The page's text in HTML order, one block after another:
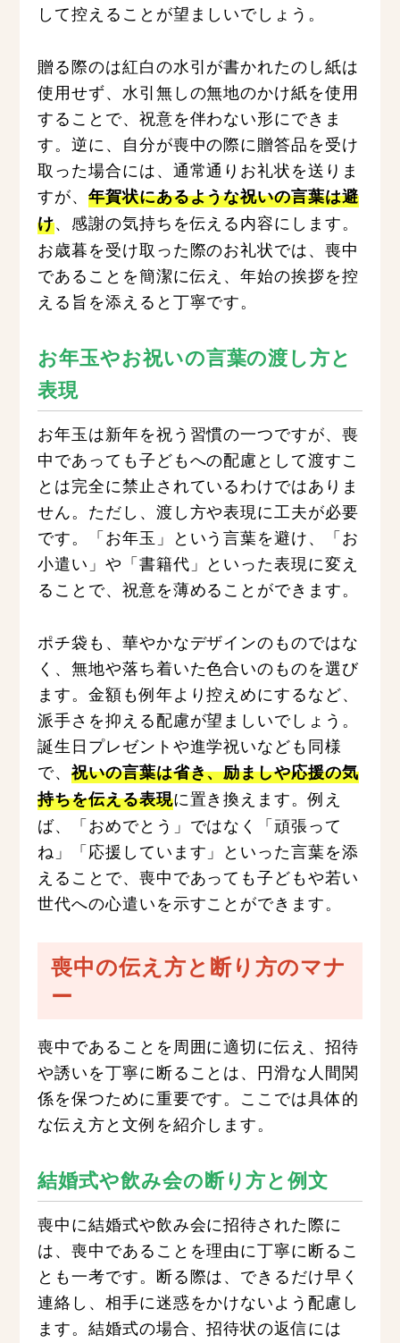
して控えることが望ましいでしょう。
贈る際のは紅白の水引が書かれたのし紙は
使用せず、水引無しの無地のかけ紙を使用
することで、祝意を伴わない形にできま
す。逆に、自分が喪中の際に贈答品を受け
取った場合には、通常通りお礼状を送りま
すが、年賀状にあるような祝いの言葉は避
け、感謝の気持ちを伝える内容にします。
お歳暮を受け取った際のお礼状では、喪中
であることを簡潔に伝え、年始の挨拶を控
える旨を添えると丁寧です。
お年玉やお祝いの言葉の渡し方と
表現
お年玉は新年を祝う習慣の一つですが、喪
中であっても子どもへの配慮として渡すこ
とは完全に禁止されているわけではありま
せん。ただし、渡し方や表現に工夫が必要
です。「お年玉」という言葉を避け、「お
小遣い」や「書籍代」といった表現に変え
ることで、祝意を薄めることができます。
ポチ袋も、華やかなデザインのものではな
く、無地や落ち着いた色合いのものを選び
ます。金額も例年より控えめにするなど、
派手さを抑える配慮が望ましいでしょう。
誕生日プレゼントや進学祝いなども同様
で、祝いの言葉は省き、励ましや応援の気
持ちを伝える表現に置き換えます。例え
ば、「おめでとう」ではなく「頑張って
ね」「応援しています」といった言葉を添
えることで、喪中であっても子どもや若い
世代への心遣いを示すことができます。
喪中の伝え方と断り方のマナ
ー
喪中であることを周囲に適切に伝え、招待
や誘いを丁寧に断ることは、円滑な人間関
係を保つために重要です。ここでは具体的
な伝え方と文例を紹介します。
結婚式や飲み会の断り方と例文
喪中に結婚式や飲み会に招待された際に
は、喪中であることを理由に丁寧に断るこ
とも一考です。断る際は、できるだけ早く
連絡し、相手に迷惑をかけないよう配慮し
ます。結婚式の場合、招待状の返信には